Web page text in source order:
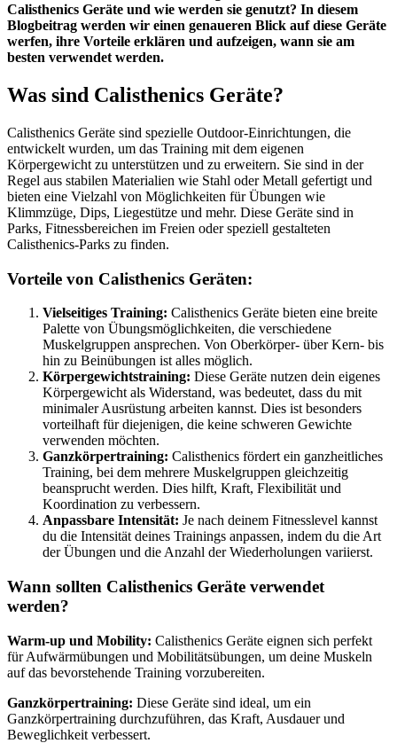
Calisthenics Geräte und wie werden sie genutzt? In diesem
Blogbeitrag werden wir einen genaueren Blick auf diese Geräte
werfen, ihre Vorteile erklären und aufzeigen, wann sie am
besten verwendet werden.
Was sind Calisthenics Geräte?
Calisthenics Geräte sind spezielle Outdoor-Einrichtungen, die
entwickelt wurden, um das Training mit dem eigenen
Körpergewicht zu unterstützen und zu erweitern. Sie sind in der
Regel aus stabilen Materialien wie Stahl oder Metall gefertigt und
bieten eine Vielzahl von Möglichkeiten für Übungen wie
Klimmzüge, Dips, Liegestütze und mehr. Diese Geräte sind in
Parks, Fitnessbereichen im Freien oder speziell gestalteten
Calisthenics-Parks zu finden.
Vorteile von Calisthenics Geräten:
Vielseitiges Training: Calisthenics Geräte bieten eine breite
Palette von Übungsmöglichkeiten, die verschiedene
Muskelgruppen ansprechen. Von Oberkörper- über Kern- bis
hin zu Beinübungen ist alles möglich.
Körpergewichtstraining: Diese Geräte nutzen dein eigenes
Körpergewicht als Widerstand, was bedeutet, dass du mit
minimaler Ausrüstung arbeiten kannst. Dies ist besonders
vorteilhaft für diejenigen, die keine schweren Gewichte
verwenden möchten.
Ganzkörpertraining: Calisthenics fördert ein ganzheitliches
Training, bei dem mehrere Muskelgruppen gleichzeitig
beansprucht werden. Dies hilft, Kraft, Flexibilität und
Koordination zu verbessern.
Anpassbare Intensität: Je nach deinem Fitnesslevel kannst
du die Intensität deines Trainings anpassen, indem du die Art
der Übungen und die Anzahl der Wiederholungen variierst.
Wann sollten Calisthenics Geräte verwendet
werden?
Warm-up und Mobility: Calisthenics Geräte eignen sich perfekt
für Aufwärmübungen und Mobilitätsübungen, um deine Muskeln
auf das bevorstehende Training vorzubereiten.
Ganzkörpertraining: Diese Geräte sind ideal, um ein
Ganzkörpertraining durchzuführen, das Kraft, Ausdauer und
Beweglichkeit verbessert.